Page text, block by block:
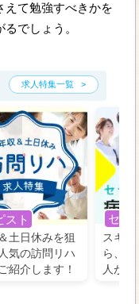
えて勉強すべきかを
でしょう。
求人特集一覧
スト
土日休みを狙
気の訪問リハ
紹介します！
セラ
スキル
ら、
人が